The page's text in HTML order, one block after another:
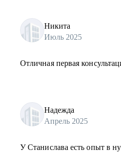
Никита
Июль 2025
Отличная первая
Надежда
Апрель 2025
У Станислава есть опыт в